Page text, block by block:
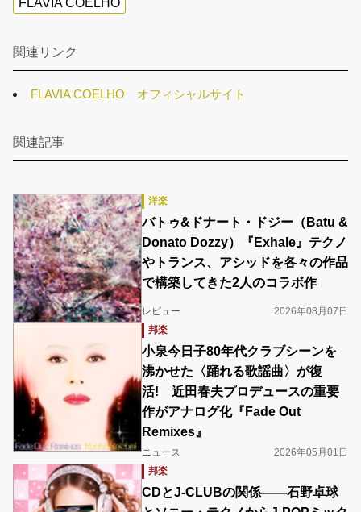
FLAVIA COELHO
関連リンク
FLAVIA COELHO オフィシャルサイト
関連記事
洋楽
バトゥ&ドナート・ドジー（Batu &
Donato Dozzy）『Exhale』テクノ
やトランス、アシッドを各々の作品
で構築してきた2人のコラボ作
レビュー
2026年08月07日
邦楽
小泉今日子80年代クラブシーンを
沸かせた〈踊れる歌謡曲〉が復
活! 近田春夫プロデュースの重要
作がアナログ化『Fade Out
Remixes』
ニュース
2026年05月01日
邦楽
CDとJ-CLUBの関係――石野卓球